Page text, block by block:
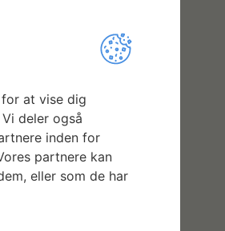
at vise dig
deler også
inden for
partnere kan
eller som de har